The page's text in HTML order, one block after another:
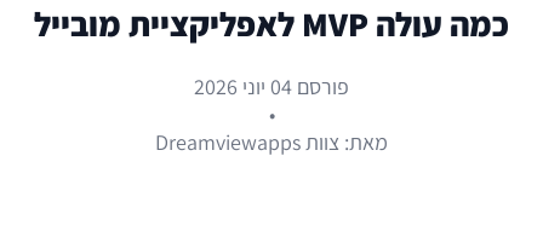
כמה עולה MVP לאפליקציית מובייל
פורסם 04 יוני 2026
•
מאת: צוות Dreamviewapps